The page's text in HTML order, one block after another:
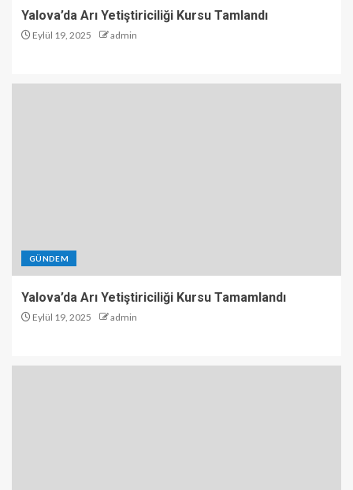
Yalova’da Arı Yetiştiriciliği Kursu Tamlandı
Eylül 19, 2025 admin
GÜNDEM
Yalova’da Arı Yetiştiriciliği Kursu Tamamlandı
Eylül 19, 2025 admin